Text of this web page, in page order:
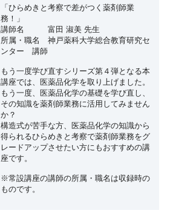
「ひらめきと考察で差がつく薬剤師業
務！」
講師名 富田 淑美 先生
所属・職名 神戸薬科大学総合教育研究セ
ンター 講師
もう一度学び直すシリーズ第４弾となる本
講座では、医薬品化学を取り上げました。
もう一度、医薬品化学の基礎を学び直し、
その知識を薬剤師業務に活用してみません
か？
構造式が苦手な方、医薬品化学の知識から
得られるひらめきと考察で薬剤師業務をグ
レードアップさせたい方にもおすすめの講
座です。
※常設講座の講師の所属・職名は収録時の
ものです。